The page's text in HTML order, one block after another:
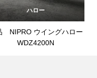
ハロー
NIPRO ウイングハロー
WDZ4200N